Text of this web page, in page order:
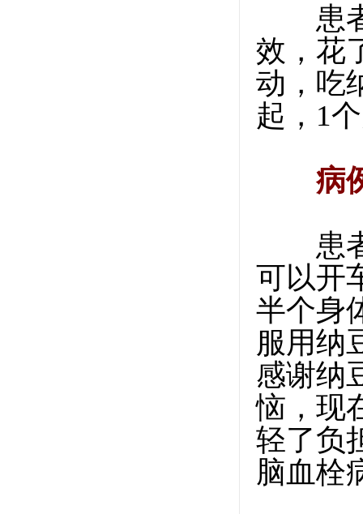
患者
效，花
动，吃
起，1
病
患者
可以开
半个身
服用纳
感谢纳
恼，现
轻了负
脑血栓